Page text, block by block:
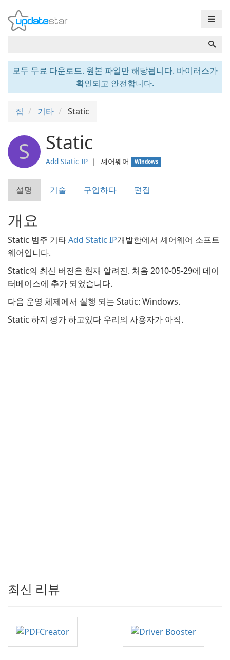
☰
모두 무료 다운로드. 원본 파일만 해당됩니다. 바이러스가
확인되고 안전합니다.
집 기타 Static
S Static
Add Static IP ❘ 셰어웨어 Windows
설명 기술 구입하다 편집
개요
Static 범주 기타Add Static IP개발한에서 셰어웨어 소프트
웨어입니다.
Static의 최신 버전은 현재 알려진. 처음 2010-05-29에 데이
터베이스에 추가 되었습니다.
다음 운영 체제에서 실행 되는 Static: Windows.
Static 하지 평가 하고있다 우리의 사용자가 아직.
최신 리뷰